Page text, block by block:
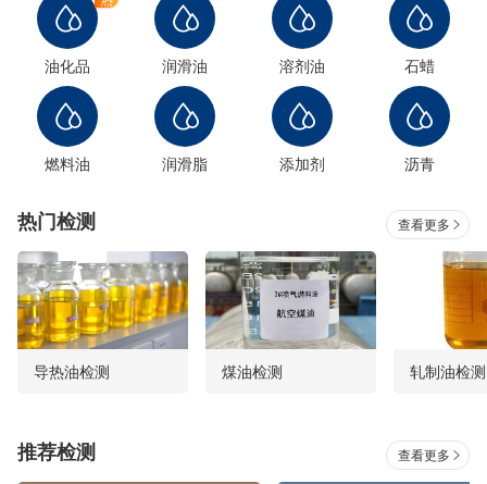
油化品
燃料油
润滑油
润滑脂
溶剂油
添加剂
石蜡
沥青
热门检测 查看更多
导热油检测 煤油检测 轧制油检测
推荐检测 查看更多